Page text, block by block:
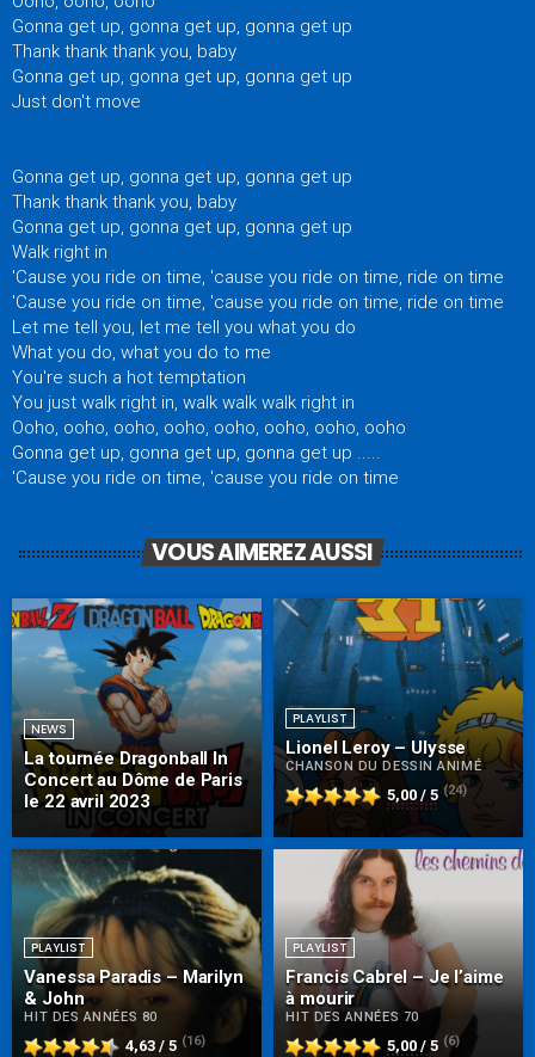
Gonna get up, gonna get up, gonna get up
Thank thank thank you, baby
Gonna get up, gonna get up, gonna get up
Just don't move
Gonna get up, gonna get up, gonna get up
Thank thank thank you, baby
Gonna get up, gonna get up, gonna get up
Walk right in
'Cause you ride on time, 'cause you ride on time, ride on time
'Cause you ride on time, 'cause you ride on time, ride on time
Let me tell you, let me tell you what you do
What you do, what you do to me
You're such a hot temptation
You just walk right in, walk walk walk right in
Ooho, ooho, ooho, ooho, ooho, ooho, ooho, ooho
Gonna get up, gonna get up, gonna get up .....
'Cause you ride on time, 'cause you ride on time
VOUS AIMEREZ AUSSI
NEWS
La tournée Dragonball In
Concert au Dôme de Paris
le 22 avril 2023
PLAYLIST
Lionel Leroy – Ulysse
CHANSON DU DESSIN ANIMÉ
5,00 / 5 (24)
PLAYLIST
Vanessa Paradis – Marilyn
& John
HIT DES ANNÉES 80
4,63 / 5 (16)
PLAYLIST
Francis Cabrel – Je l’aime
à mourir
HIT DES ANNÉES 70
5,00 / 5 (6)